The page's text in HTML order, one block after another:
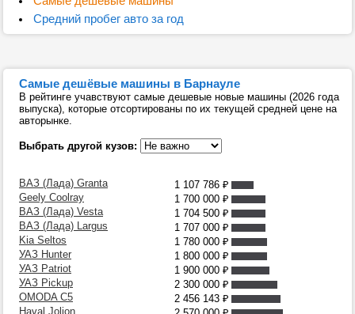
Средний пробег авто за год
Самые дешёвые машины в Барнауле
В рейтинге учавствуют самые дешевые новые машины (2026 года
выпуска), которые отсортированы по их текущей средней цене на
авторынке.
Выбрать другой кузов:
ВАЗ (Лада) Granta 1 107 786 ₽
Geely Coolray
1 700 000 ₽
ВАЗ (Лада) Vesta
1 704 500 ₽
ВАЗ (Лада) Largus
1 707 000 ₽
Kia Seltos
1 780 000 ₽
УАЗ Hunter
1 800 000 ₽
УАЗ Patriot
1 900 000 ₽
УАЗ Pickup
2 300 000 ₽
OMODA C5
2 456 143 ₽
Haval Jolion